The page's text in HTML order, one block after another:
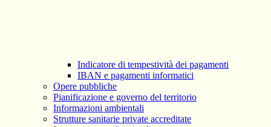
Indicatore di tempestività dei pagamenti
IBAN e pagamenti informatici
Opere pubbliche
Pianificazione e governo del territorio
Informazioni ambientali
Strutture sanitarie private accreditate